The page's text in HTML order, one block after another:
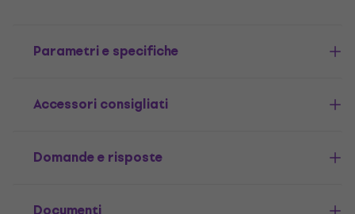
Parametri e specifiche
Accessori consigliati
Domande e risposte